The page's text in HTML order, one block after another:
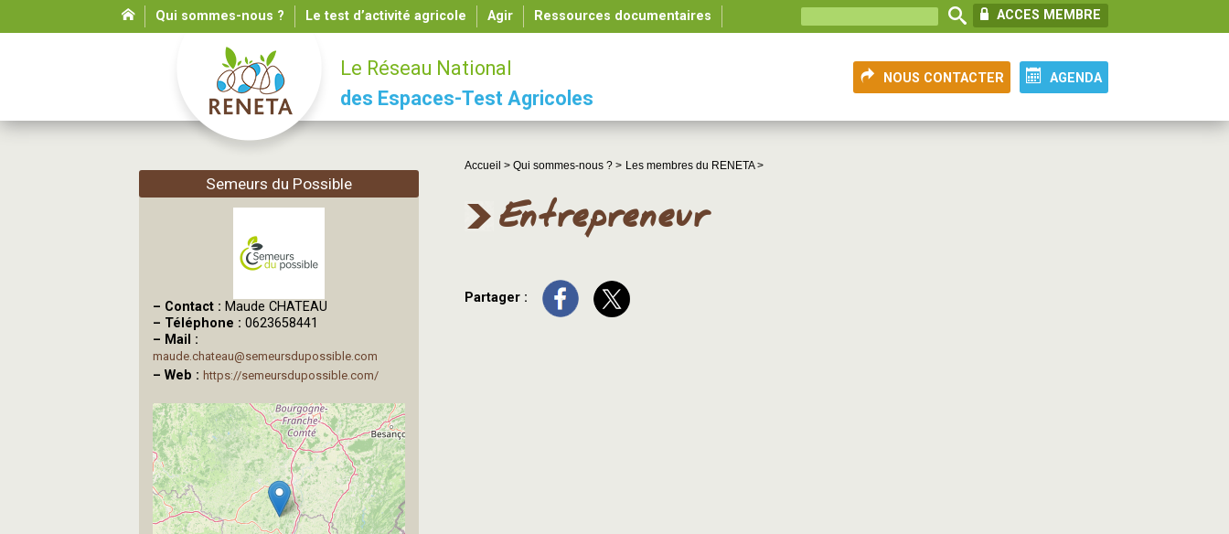
Qui sommes-nous ? Le test d’activité agricole Agir Ressources documentaires ACCES MEMBRE
AGENDA
NOUS CONTACTER
Le Réseau National
des Espaces-Test Agricoles
Accueil > Qui sommes-nous ? > Les membres du RENETA >
Entrepreneur
Partager :
Semeurs du Possible
– Contact : Maude CHATEAU
– Téléphone : 0623658441
– Mail :
maude.chateau@semeursdupossible.com
– Web : https://semeursdupossible.com/